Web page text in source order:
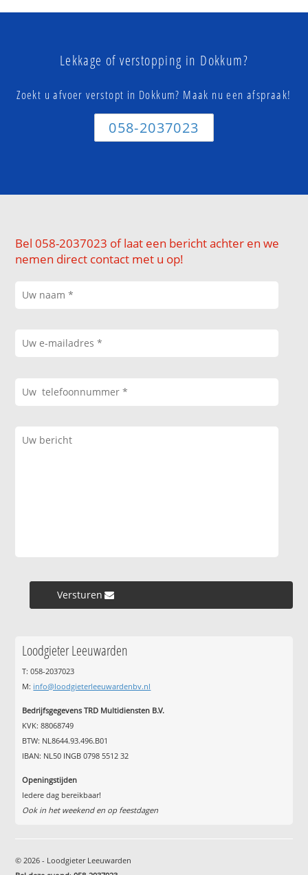
Lekkage of verstopping in Dokkum?
Zoekt u afvoer verstopt in Dokkum? Maak nu een afspraak!
058-2037023
Bel 058-2037023 of laat een bericht achter en we
nemen direct contact met u op!
Versturen »
Loodgieter Leeuwarden
T: 058-2037023
M: info@loodgieterleeuwardenbv.nl
Bedrijfsgegevens TRD Multidiensten B.V.
KVK: 88068749
BTW: NL8644.93.496.B01
IBAN: NL50 INGB 0798 5512 32
Openingstijden
Iedere dag bereikbaar!
Ook in het weekend en op feestdagen
© 2026 - Loodgieter Leeuwarden